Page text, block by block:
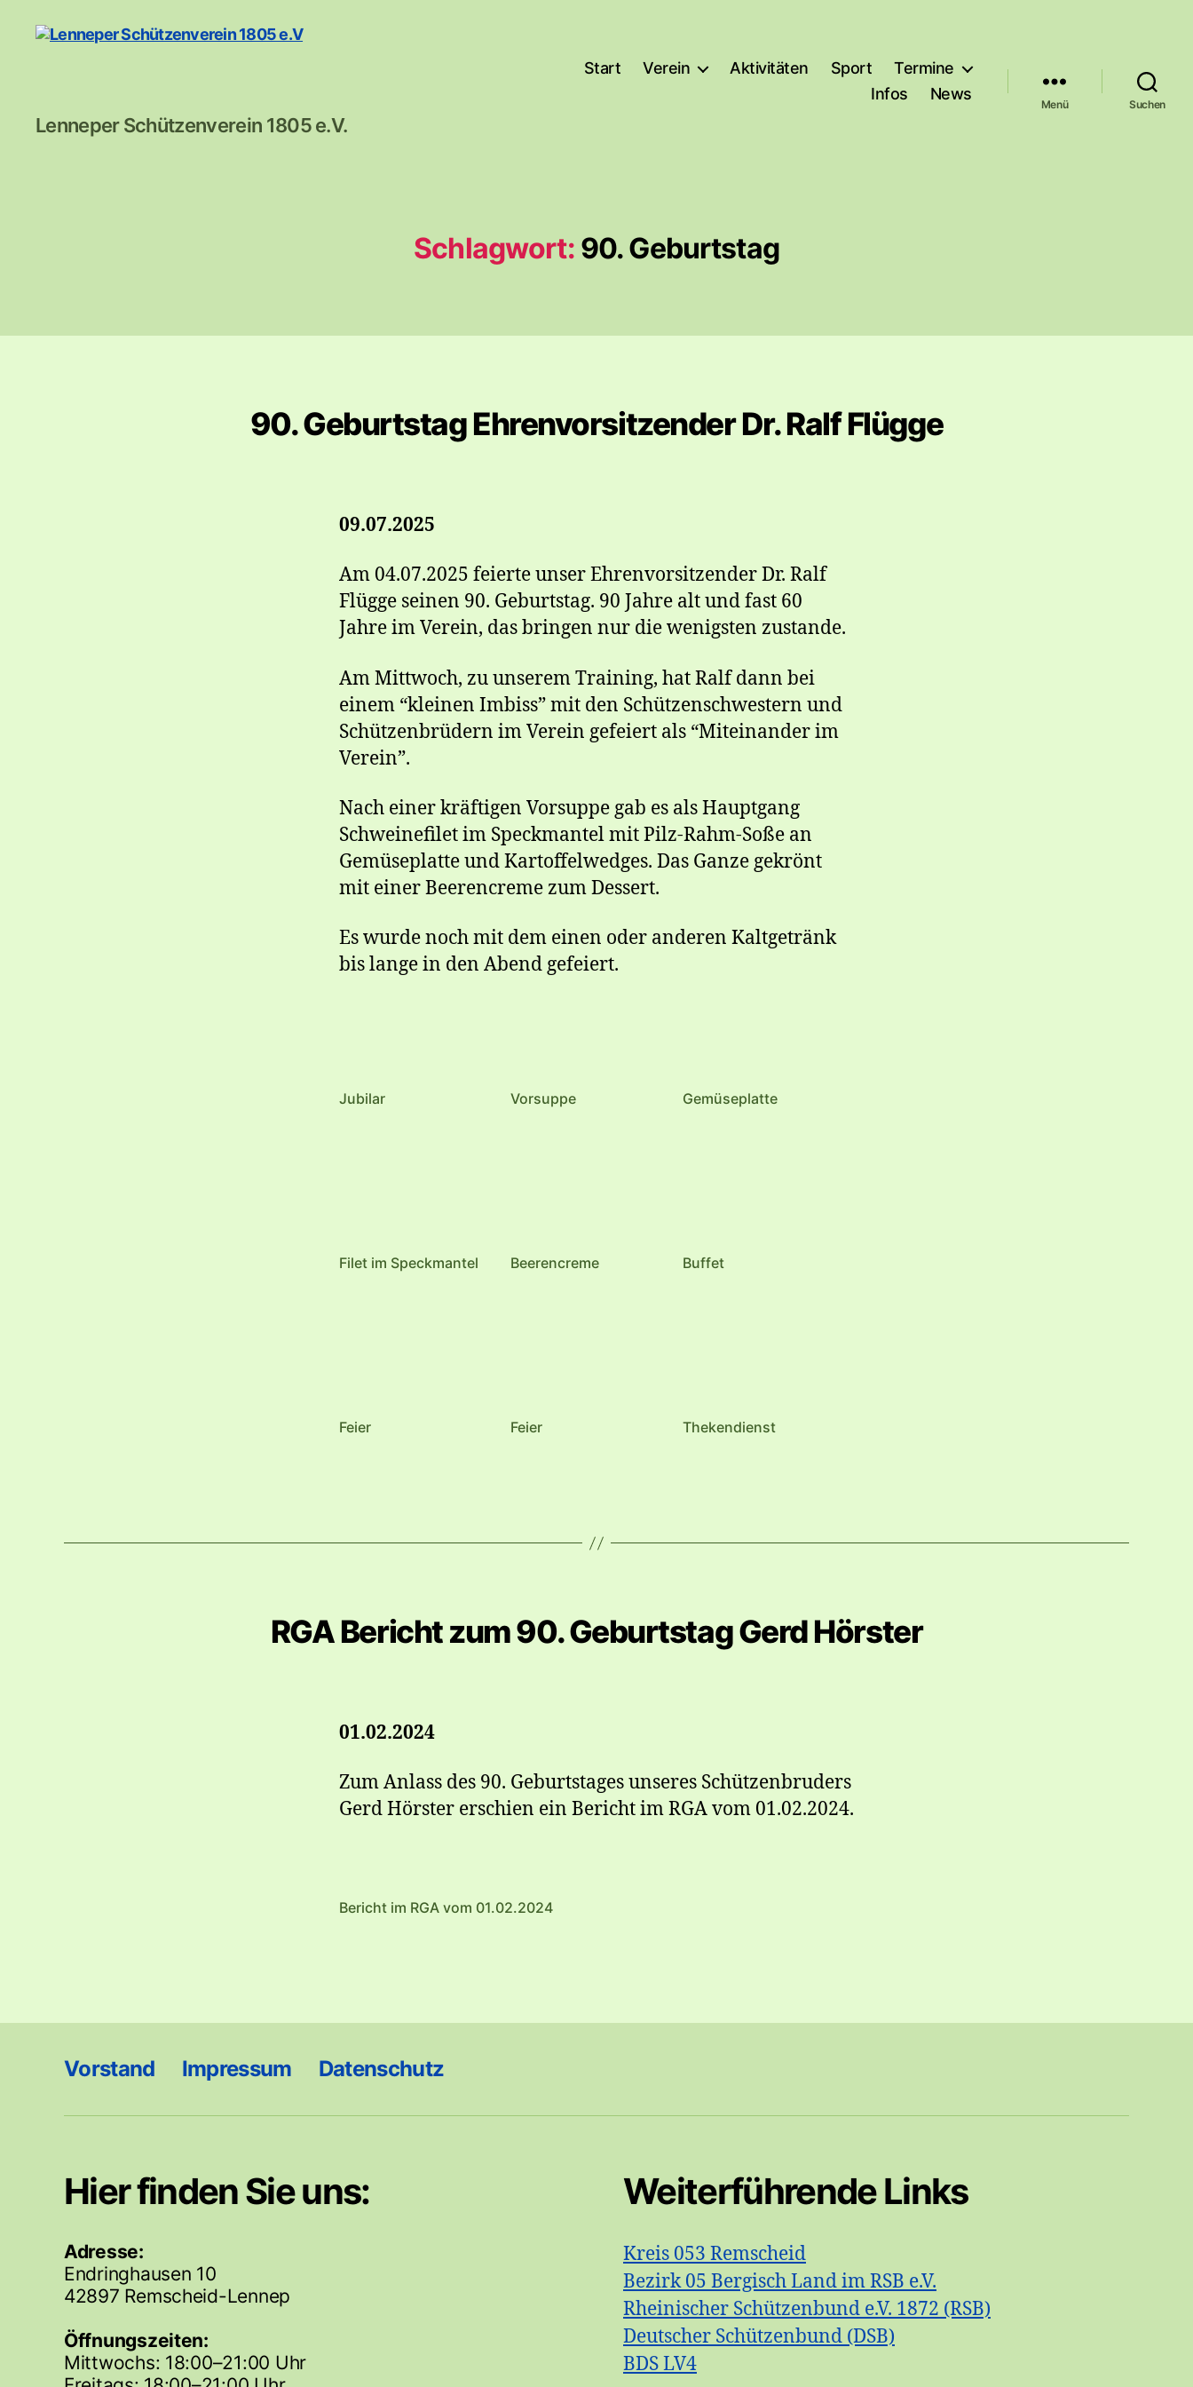
Schützenverein
Lenneper Schützenverein 1805 e.V.
Start Verein Aktivitäten Sport
Termine
Infos
News
Menü Suchen
Schlagwort: 90. Geburtstag
90. Geburtstag Ehrenvorsitzender Dr. Ralf Flügge
09.07.2025
Am 04.07.2025 feierte unser Ehrenvorsitzender Dr. Ralf
Flügge seinen 90. Geburtstag. 90 Jahre alt und fast 60
Jahre im Verein, das bringen nur die wenigsten zustande.
Am Mittwoch, zu unserem Training, hat Ralf dann bei
einem “kleinen Imbiss” mit den Schützenschwestern und
Schützenbrüdern im Verein gefeiert als “Miteinander im
Verein”.
Nach einer kräftigen Vorsuppe gab es als Hauptgang
Schweinefilet im Speckmantel mit Pilz-Rahm-Soße an
Gemüseplatte und Kartoffelwedges. Das Ganze gekrönt
mit einer Beerencreme zum Dessert.
Es wurde noch mit dem einen oder anderen Kaltgetränk
bis lange in den Abend gefeiert.
Jubilar Vorsuppe Gemüseplatte
Filet im Speckmantel Beerencreme Buffet
Feier Feier Thekendienst
RGA Bericht zum 90. Geburtstag Gerd Hörster
01.02.2024
Zum Anlass des 90. Geburtstages unseres Schützenbruders
Gerd Hörster erschien ein Bericht im RGA vom 01.02.2024.
Bericht im RGA vom 01.02.2024
Vorstand Impressum Datenschutz
Hier finden Sie uns:
Adresse:
Endringhausen 10
42897 Remscheid-Lennep
Öffnungszeiten:
Mittwochs: 18:00–21:00 Uhr
Weiterführende Links
Kreis 053 Remscheid
Bezirk 05 Bergisch Land im RSB e.V.
Rheinischer Schützenbund e.V. 1872 (RSB)
Deutscher Schützenbund (DSB)
BDS LV4